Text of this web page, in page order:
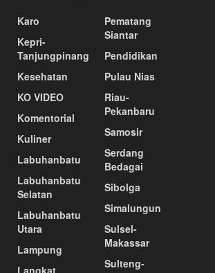
Karo
Kepri-
Tanjungpinang
Kesehatan
KO VIDEO
Komentorial
Kuliner
Labuhanbatu
Labuhanbatu
Selatan
Labuhanbatu
Utara
Lampung
Langkat
Pematang
Siantar
Pendidikan
Pulau Nias
Riau-
Pekanbaru
Samosir
Serdang
Bedagai
Sibolga
Simalungun
Sulsel-
Makassar
Sulteng-